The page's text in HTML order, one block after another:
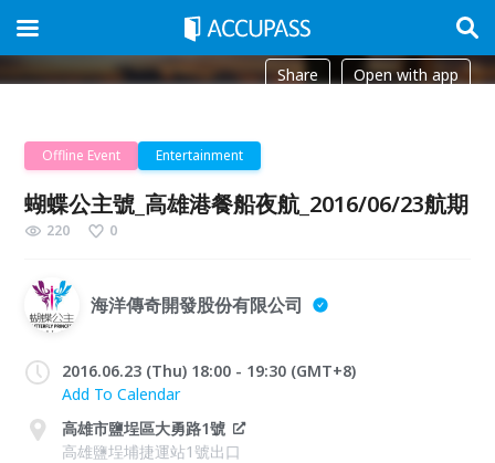
Share Open with app
Offline Event Entertainment
蝴蝶公主號_高雄港餐船夜航_2016/06/23航期
220 0
海洋傳奇開發股份有限公司
2016.06.23 (Thu) 18:00 - 19:30 (GMT+8)
Add To Calendar
高雄市鹽埕區大勇路1號
高雄鹽埕埔捷運站1號出口